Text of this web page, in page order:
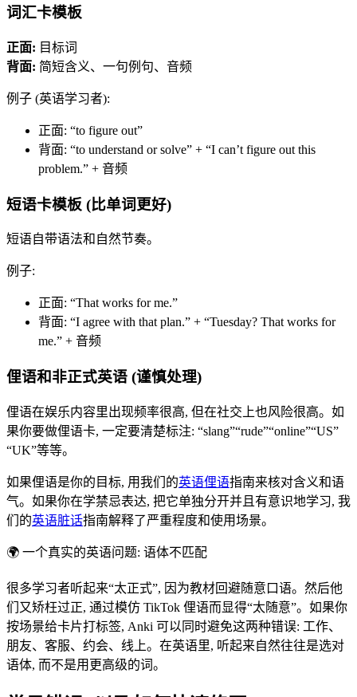
词汇卡模板
正面: 目标词
背面: 简短含义、一句例句、音频
例子 (英语学习者):
正面: “to figure out”
背面: “to understand or solve” + “I can’t figure out this
problem.” + 音频
短语卡模板 (比单词更好)
短语自带语法和自然节奏。
例子:
正面: “That works for me.”
背面: “I agree with that plan.” + “Tuesday? That works for
me.” + 音频
俚语和非正式英语 (谨慎处理)
俚语在娱乐内容里出现频率很高, 但在社交上也风险很高。如
果你要做俚语卡, 一定要清楚标注: “slang”“rude”“online”“US”
“UK”等等。
如果俚语是你的目标, 用我们的英语俚语指南来核对含义和语
气。如果你在学禁忌表达, 把它单独分开并且有意识地学习, 我
们的英语脏话指南解释了严重程度和使用场景。
🌍 一个真实的英语问题: 语体不匹配
很多学习者听起来“太正式”, 因为教材回避随意口语。然后他
们又矫枉过正, 通过模仿 TikTok 俚语而显得“太随意”。如果你
按场景给卡片打标签, Anki 可以同时避免这两种错误: 工作、
朋友、客服、约会、线上。在英语里, 听起来自然往往是选对
语体, 而不是用更高级的词。